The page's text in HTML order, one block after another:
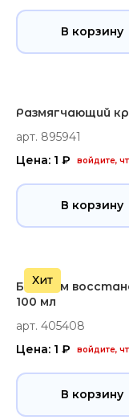
В корзину
Размягчающий
арт. 895941
Цена: 1 ₽
войдите,
В корзину
Хит
Бальзам
100 мл
арт. 405408
Цена: 1 ₽
войдите,
В корзину